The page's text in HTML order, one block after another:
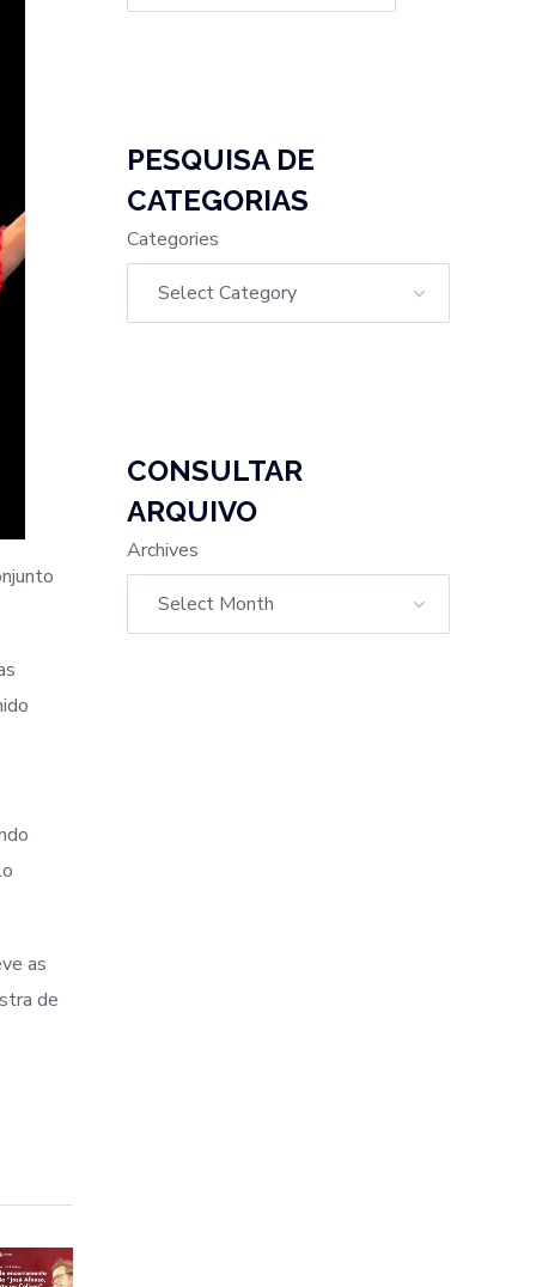
as
de
PESQUISA DE
CATEGORIAS
Categories
CONSULTAR
ARQUIVO
Archives